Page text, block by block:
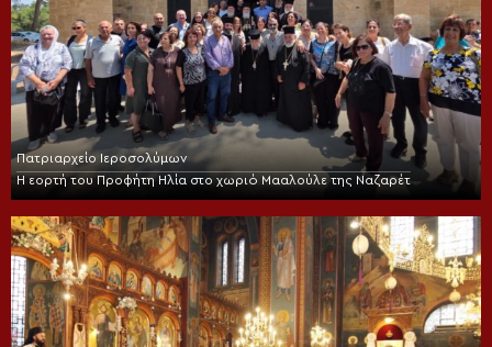
Πατριαρχείο Ιεροσολύμων
Η εορτή του Προφήτη Ηλία στο χωριό Μααλούλε της Ναζαρέτ